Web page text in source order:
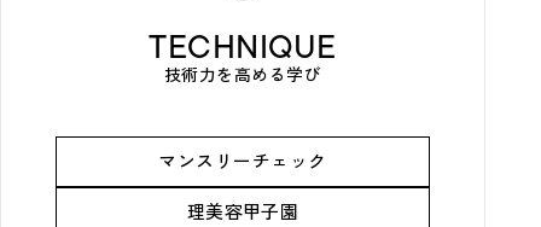
TECHNIQUE
技術力を高める学び
マンスリーチェック
理美容甲子園